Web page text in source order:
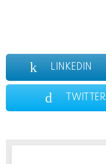
LINKEDIN
TWITTER